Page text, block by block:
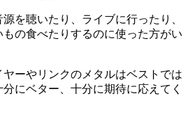
を聴いたり、ライブに行ったり、
の食べたりするのに使った方がい
ーやリンクのメタルはベストでは
にベター、十分に期待に応えてく